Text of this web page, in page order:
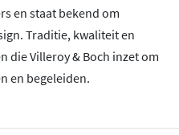
en staat bekend om
Traditie, kwaliteit en
Villeroy & Boch inzet om
en begeleiden.